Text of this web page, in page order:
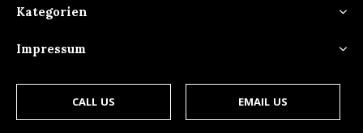
Kategorien
Impressum
CALL US EMAIL US